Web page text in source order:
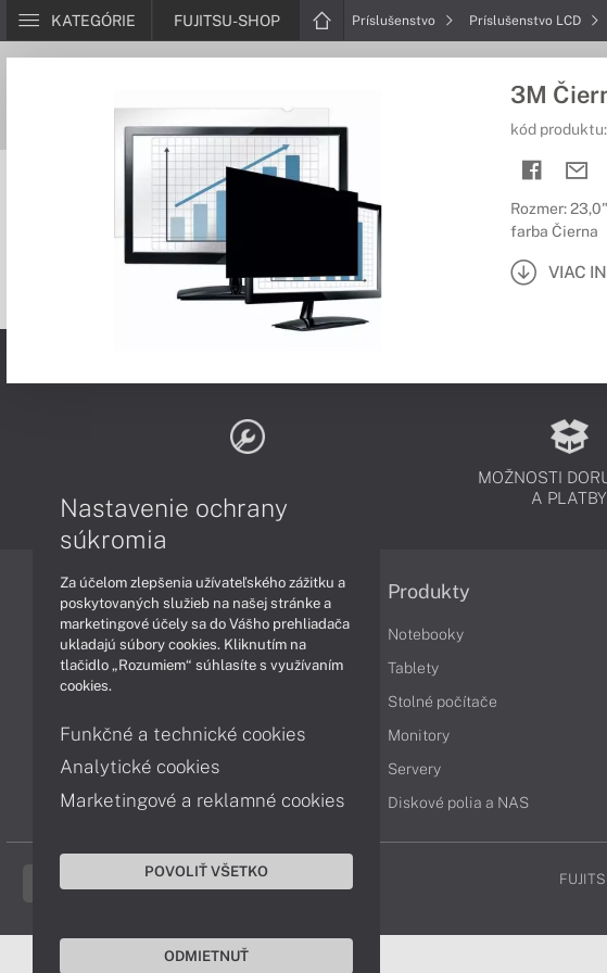
KATEGÓRIE FUJITSU-SHOP Príslušenstvo Príslušenstvo LCD
3M
kód produktu:
Rozmer: 23,0"
farba Čierna
VIAC
MOŽNOSTI
A PLATBY
Informácie
Obchodné podmienky
Reklamačné podmienky
Vrátenie tovaru
Vyhlásenie o prístupnosti
Cookies
Produkty
Notebooky
Tablety
Stolné počítače
Monitory
Servery
Diskové polia a NAS
Nastavenie ochrany
súkromia
Za účelom zlepšenia užívateľského zážitku a
poskytovaných služieb na našej stránke a
marketingové účely sa do Vášho prehliadača
ukladajú súbory cookies. Kliknutím na
tlačidlo „Rozumiem“ súhlasíte s využívaním
cookies.
Funkčné a technické cookies
Analytické cookies
Marketingové a reklamné cookies
POVOLIŤ VŠETKO
ODMIETNUŤ